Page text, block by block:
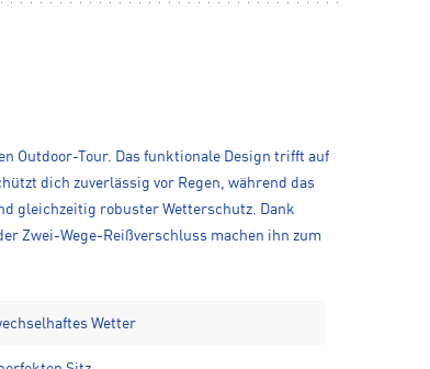
Outdoor-Tour. Das funktionale Design trifft auf
dich zuverlässig vor Regen, während das
gleichzeitig robuster Wetterschutz. Dank
Zwei-Wege-Reißverschluss machen ihn zum
Wetter